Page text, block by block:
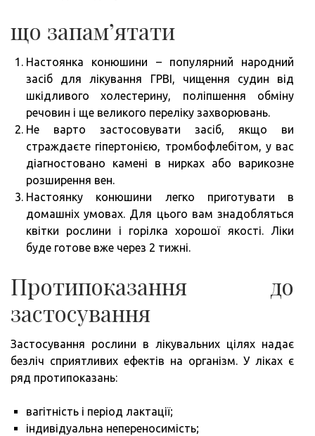
що запам’ятати
Настоянка конюшини – популярний народний
засіб для лікування ГРВІ, чищення судин від
шкідливого холестерину, поліпшення обміну
речовин і ще великого переліку захворювань.
Не варто застосовувати засіб, якщо ви
страждаєте гіпертонією, тромбофлебітом, у вас
діагностовано камені в нирках або варикозне
розширення вен.
Настоянку конюшини легко приготувати в
домашніх умовах. Для цього вам знадобляться
квітки рослини і горілка хорошої якості. Ліки
буде готове вже через 2 тижні.
Протипоказання до
застосування
Застосування рослини в лікувальних цілях надає
безліч сприятливих ефектів на організм. У ліках є
ряд протипоказань:
вагітність і період лактації;
індивідуальна непереносимість;